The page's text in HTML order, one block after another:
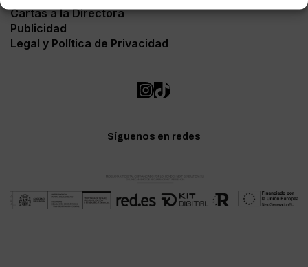
Cartas a la Directora
Publicidad
Legal y Política de Privacidad
Síguenos en redes